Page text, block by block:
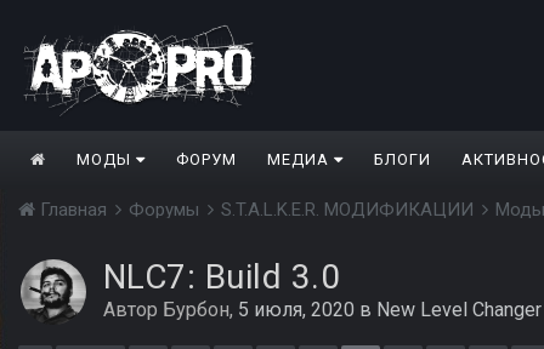
МОДЫ ФОРУМ МЕДИА БЛОГИ
Главная Форумы S.T.A.L.K.E.R. МОДИФИКАЦИИ
NLC7: Build 3.0
Автор Бурбон, 5 июля, 2020 в New Level